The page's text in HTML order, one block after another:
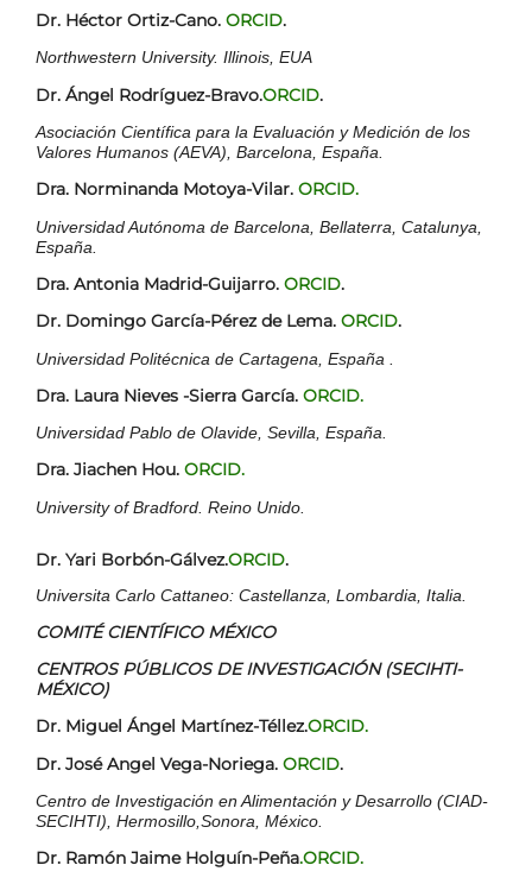
Dr. Héctor Ortiz-Cano. ORCID.
Northwestern University. Illinois, EUA
Dr. Ángel Rodríguez-Bravo.ORCID.
Asociación Científica para la Evaluación y Medición de los
Valores Humanos (AEVA), Barcelona, España.
Dra. Norminanda Motoya-Vilar. ORCID.
Universidad Autónoma de Barcelona, Bellaterra, Catalunya,
España.
Dra. Antonia Madrid-Guijarro. ORCID.
Dr. Domingo García-Pérez de Lema. ORCID.
Universidad Politécnica de Cartagena, España .
Dra. Laura Nieves -Sierra García. ORCID.
Universidad Pablo de Olavide, Sevilla, España.
Dra. Jiachen Hou. ORCID.
University of Bradford. Reino Unido.
Dr. Yari Borbón-Gálvez.ORCID.
Universita Carlo Cattaneo: Castellanza, Lombardia, Italia.
COMITÉ CIENTÍFICO MÉXICO
CENTROS PÚBLICOS DE INVESTIGACIÓN (SECIHTI-
MÉXICO)
Dr. Miguel Ángel Martínez-Téllez.ORCID.
Dr. José Angel Vega-Noriega. ORCID.
Centro de Investigación en Alimentación y Desarrollo (CIAD-
SECIHTI), Hermosillo,Sonora, México.
Dr. Ramón Jaime Holguín-Peña.ORCID.